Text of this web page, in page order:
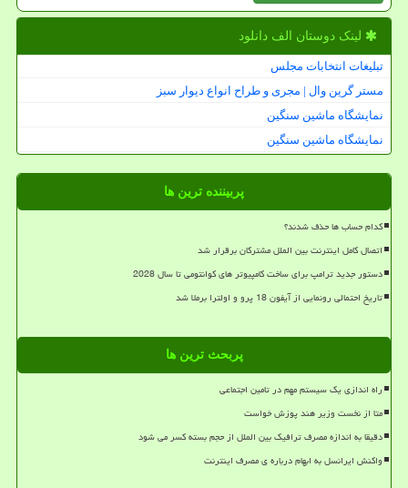
لینک دوستان الف دانلود
تبلیغات انتخابات مجلس
مستر گرین وال | مجری و طراح انواع دیوار سبز
نمایشگاه ماشین سنگین
نمایشگاه ماشین سنگین
پربیننده ترین ها
کدام حساب ها حذف شدند؟
اتصال کامل اینترنت بین الملل مشترکان برقرار شد
دستور جدید ترامپ برای ساخت کامپیوتر های کوانتومی تا سال 2028
تاریخ احتمالی رونمایی از آیفون 18 پرو و اولترا برملا شد
پربحث ترین ها
راه اندازی یک سیستم مهم در تامین اجتماعی
متا از نخست وزیر هند پوزش خواست
دقیقا به اندازه مصرف ترافیک بین الملل از حجم بسته کسر می شود
واکنش ایرانسل به ابهام درباره ی مصرف اینترنت